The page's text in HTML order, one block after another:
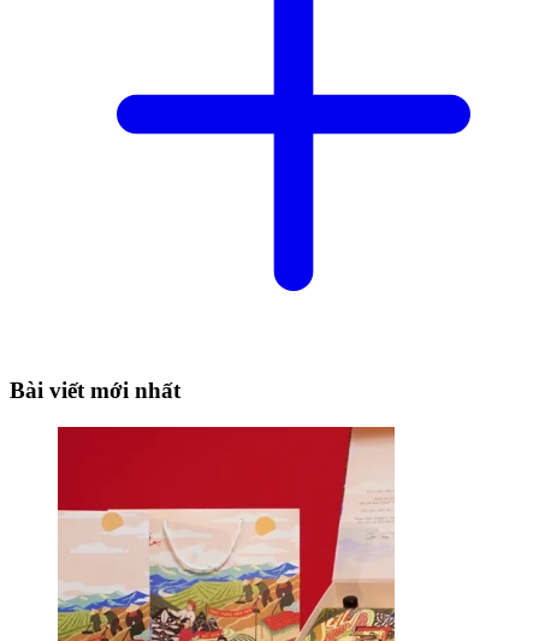
Bài viết mới nhất